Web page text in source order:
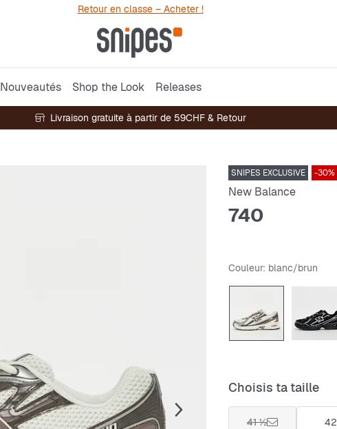
Retour en classe – Acheter !
Nouveautés Shop the Look Releases
Livraison gratuite à partir de 59CHF & Retour
SNIPES EXCLUSIVE -30%
New Balance
740
Couleur: blanc/brun
Choisis ta taille
41 ½ 42